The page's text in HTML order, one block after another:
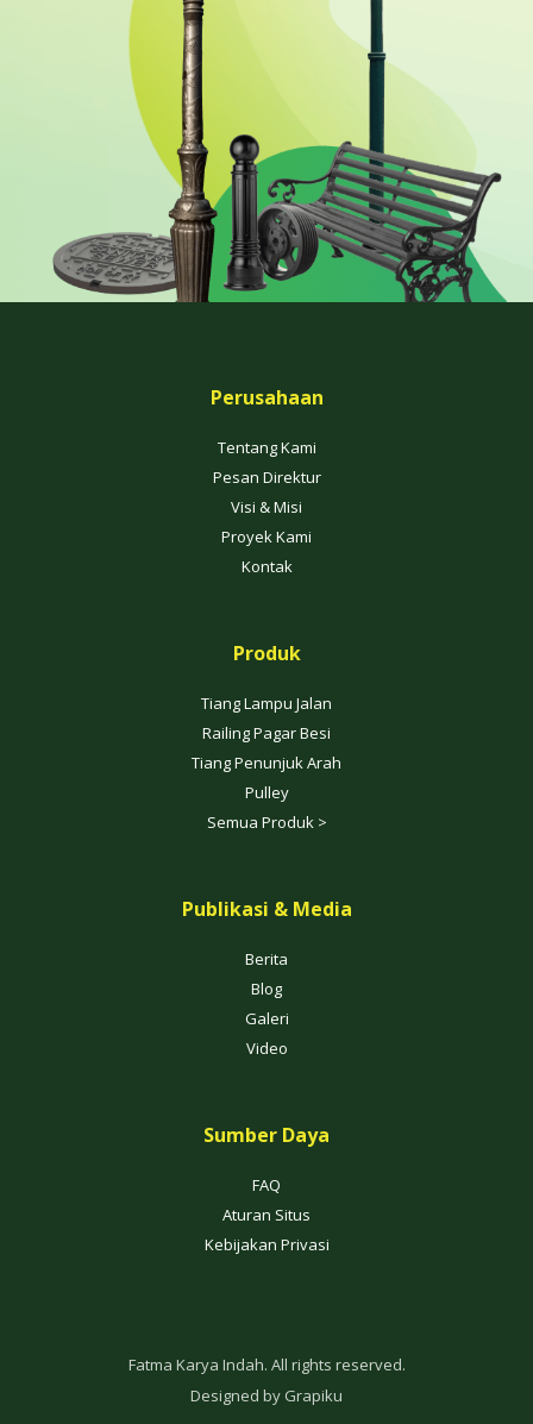
Perusahaan
Tentang Kami
Pesan Direktur
Visi & Misi
Proyek Kami
Kontak
Produk
Tiang Lampu Jalan
Railing Pagar Besi
Tiang Penunjuk Arah
Pulley
Semua Produk >
Publikasi & Media
Berita
Blog
Galeri
Video
Sumber Daya
FAQ
Aturan Situs
Kebijakan Privasi
Fatma Karya Indah. All rights reserved.
Designed by Grapiku